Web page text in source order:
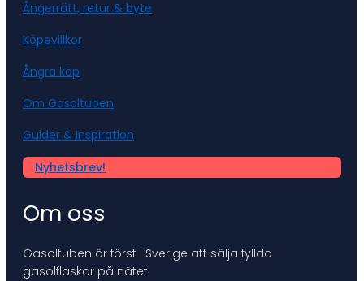
Ångerrätt, retur & byte
Köpevillkor
Ångra köp
Om Gasoltuben
Guider & Inspiration
Nyhetsbrev!
Om oss
Gasoltuben är först i Sverige att sälja fyllda
gasolflaskor på nätet.